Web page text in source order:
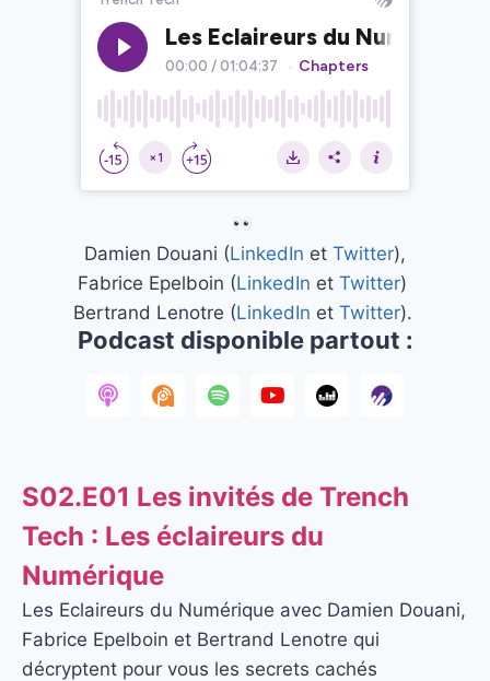
Damien Douani (LinkedIn et Twitter),
Fabrice Epelboin (LinkedIn et Twitter)
Bertrand Lenotre (LinkedIn et Twitter).
Podcast disponible partout :
S02.E01 Les invités de Trench
Tech : Les éclaireurs du
Numérique
Les Eclaireurs du Numérique avec Damien Douani,
Fabrice Epelboin et Bertrand Lenotre qui
décryptent pour vous les secrets cachés